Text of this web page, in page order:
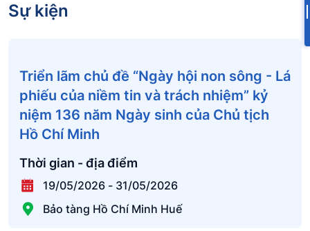
Sự kiện
Triển lãm chủ đề “Ngày hội non sông - Lá
phiếu của niềm tin và trách nhiệm” kỷ
niệm 136 năm Ngày sinh của Chủ tịch
Hồ Chí Minh
Thời gian - địa điểm
19/05/2026 - 31/05/2026
Bảo tàng Hồ Chí Minh Huế